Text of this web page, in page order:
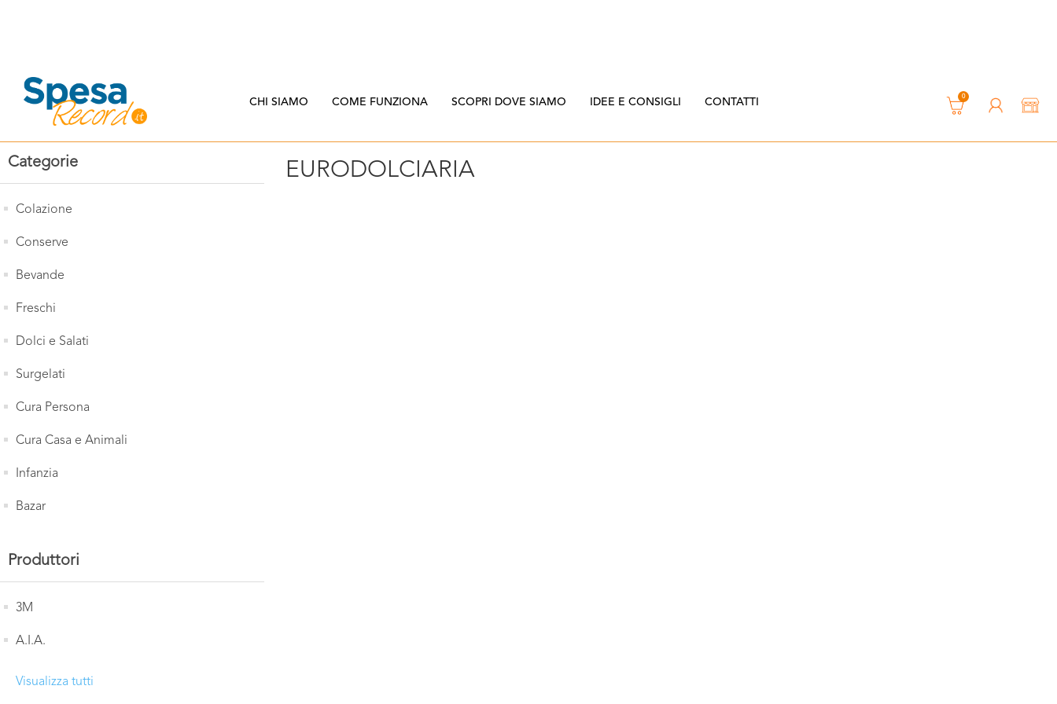
CHI SIAMO COME FUNZIONA SCOPRI DOVE SIAMO IDEE E CONSIGLI CONTATTI 0
Categorie
Colazione
Conserve
Bevande
Freschi
Dolci e Salati
Surgelati
Cura Persona
Cura Casa e Animali
Infanzia
Bazar
Produttori
3M
A.I.A.
Visualizza tutti
EURODOLCIARIA